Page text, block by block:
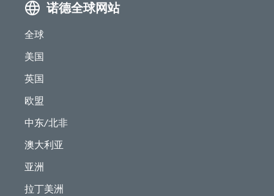
诺德全球网站
全球
美国
英国
欧盟
中东/北非
澳大利亚
亚洲
拉丁美洲